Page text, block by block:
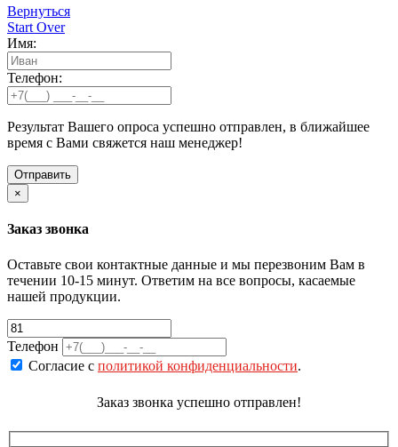
Вернуться
Start Over
Имя:
Телефон:
Результат Вашего опроса успешно отправлен, в ближайшее
время с Вами свяжется наш менеджер!
×
Заказ звонка
Оставьте свои контактные данные и мы перезвоним Вам в
течении 10-15 минут. Ответим на все вопросы, касаемые
нашей продукции.
Телефон
Согласие с политикой конфиденциальности.
Заказ звонка успешно отправлен!